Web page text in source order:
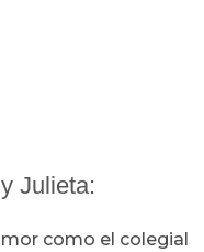
Julieta:
como el colegial